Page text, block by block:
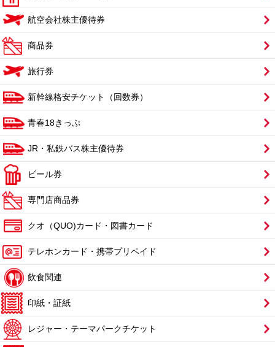
航空会社株主優待券
商品券
旅行券
新幹線格安チケット（回数券）
青春18きっぷ
JR・私鉄バス株主優待券
ビール券
専門店商品券
クオ（QUO)カード・図書カード
テレホンカード・携帯プリペイド
飲食関連
印紙・証紙
レジャー・テーマパークチケット